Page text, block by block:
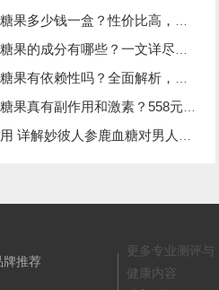
钱一盒？性价比高，效果显著！
有哪些？一文详尽解析，效果更显著！
赖性吗？全面解析，安心服用！
素？558元一盒到底值不值？看完这篇你就懂了！
彼人参鹿血糖对男人和女人的作用
牌推荐
更多专业测评与
健康内容